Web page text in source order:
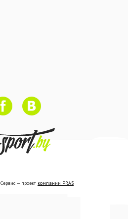
Сервис — проект компании PRAS